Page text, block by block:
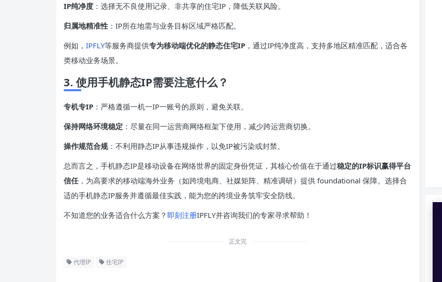
IP纯净度 ：选择无不良使用记录、非共享的住宅IP，降低关联风险。
归属地精准性 ：IP所在地需与业务目标区域严格匹配。
例如， IPFLY等服务商提供专为移动端优化的静态住宅IP ，通过IP纯净度高，支持多地区精准匹配，适合各
类移动业务场景。
3. 使用手机静态IP需要注意什么？
专机专IP ：严格遵循一机一IP一账号的原则，避免关联。
保持网络环境稳定 ：尽量在同一运营商网络框架下使用，减少跨运营商切换。
操作规范合规：不利用静态IP从事违规操作，以免IP被污染或封禁。
总而言之，手机静态IP是移动设备在网络世界的固定身份凭证，其核心价值在于通过稳定的IP标识赢得平台
信任 ，为高要求的移动端海外业务（如跨境电商、社媒矩阵、精准调研）提供 foundational 保障。选择合
适的手机静态IP服务并遵循最佳实践，能为您的跨境业务筑牢安全防线。
不知道您的业务适合什么方案？ 即刻注册IPFLY并咨询我们的专家寻求帮助！
正文完
代理IP 住宅IP